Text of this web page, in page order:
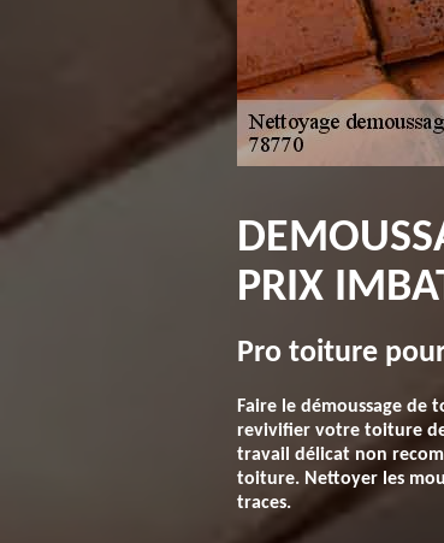
PRIX
Pro toiture
Faire le démoussage
revivifier votre toiture de
travail délicat non
toiture. Nettoyer les
traces.